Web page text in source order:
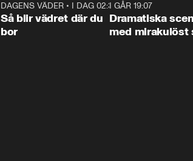
1:06
DAGENS VÄDER • I DAG 02:30
Så blir vädret där du
bor
I GÅR 19:07
Dramatiska
med mirakulöst